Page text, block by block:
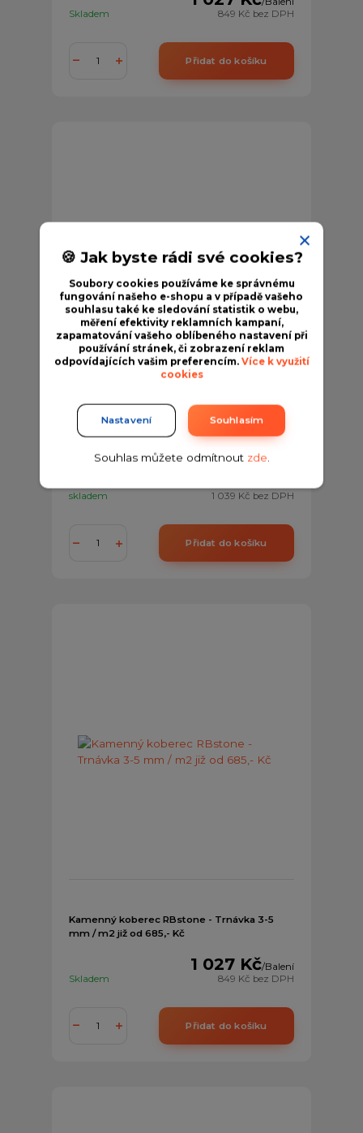
849 Kč bez DPH
Skladem
Přidat do košíku
Kamenný koberec RB Stone - Botticino 2-4
1 039 Kč bez DPH
skladem
Přidat do košíku
Kamenný koberec RBstone - Trnávka 3-5
mm / m2 již od 685,- Kč
1 027 Kč/Balení
849 Kč bez DPH
Skladem
Přidat do košíku
🍪 Jak byste rádi své cookies?
Soubory cookies používáme ke správnému
fungování našeho e-shopu a v případě vašeho
souhlasu také ke sledování statistik o webu,
měření efektivity reklamních kampaní,
zapamatování vašeho oblíbeného nastavení při
používání stránek, či zobrazení reklam
odpovídajících vašim preferencím. Více k využití
cookies
Nastavení Souhlasím
Souhlas můžete odmítnout zde.